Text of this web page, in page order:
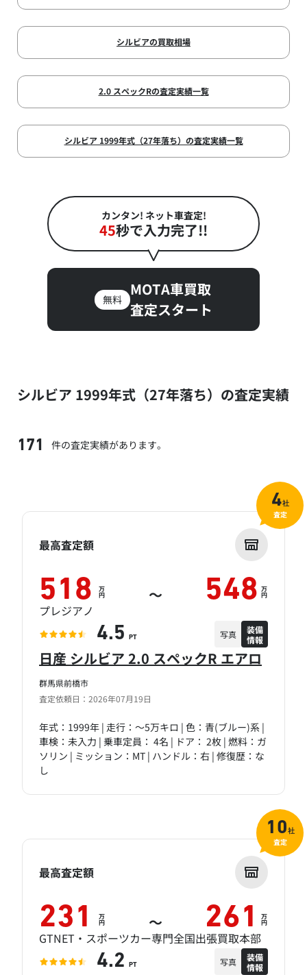
シルビアの買取相場
2.0 スペックRの査定実績一覧
シルビア 1999年式（27年落ち）の査定実績一覧
カンタン! ネット車査定!
45秒で入力完了!!
無料
MOTA車買取
査定スタート
シルビア 1999年式（27年落ち）の査定実績
171 件の査定実績があります。
群馬県前橋市
査定依頼日：2026年07月19日
日産 シルビア 2.0 スペックR エアロ
年式：1999年 | 走行：～5万キロ | 色：青(ブルー)系 |
車検：未入力 | 乗車定員： 4名 | ドア： 2枚 | 燃料：ガ
ソリン | ミッション：MT | ハンドル：右 | 修復歴：な
し
最高査定額
518 万
円 ～ 548 万
円
プレジアノ
4.5 PT 写真
装備
情報
4社
査定
最高査定額
231 万
円 ～ 261 万
円
GTNET・スポーツカー専門全国出張買取本部
4.2 PT 写真
装備
情報
10社
査定